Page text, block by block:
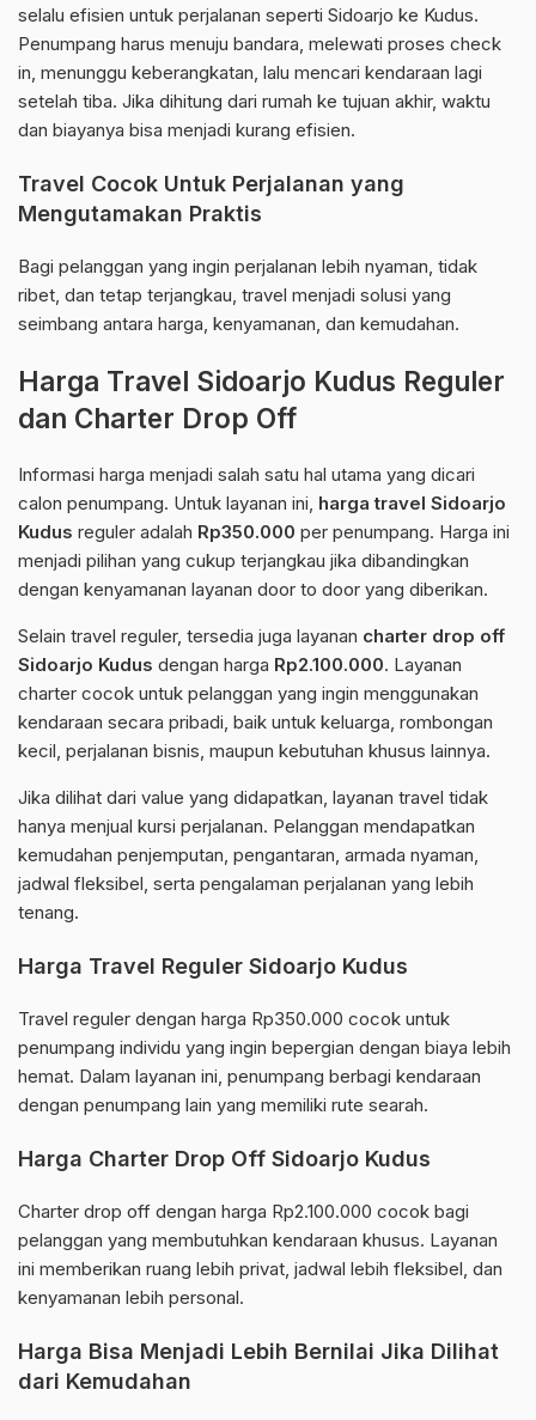
selalu efisien untuk perjalanan seperti Sidoarjo ke Kudus.
Penumpang harus menuju bandara, melewati proses check
in, menunggu keberangkatan, lalu mencari kendaraan lagi
setelah tiba. Jika dihitung dari rumah ke tujuan akhir, waktu
dan biayanya bisa menjadi kurang efisien.
Travel Cocok Untuk Perjalanan yang
Mengutamakan Praktis
Bagi pelanggan yang ingin perjalanan lebih nyaman, tidak
ribet, dan tetap terjangkau, travel menjadi solusi yang
seimbang antara harga, kenyamanan, dan kemudahan.
Harga Travel Sidoarjo Kudus Reguler
dan Charter Drop Off
Informasi harga menjadi salah satu hal utama yang dicari
calon penumpang. Untuk layanan ini, harga travel Sidoarjo
Kudus reguler adalah Rp350.000 per penumpang. Harga ini
menjadi pilihan yang cukup terjangkau jika dibandingkan
dengan kenyamanan layanan door to door yang diberikan.
Selain travel reguler, tersedia juga layanan charter drop off
Sidoarjo Kudus dengan harga Rp2.100.000. Layanan
charter cocok untuk pelanggan yang ingin menggunakan
kendaraan secara pribadi, baik untuk keluarga, rombongan
kecil, perjalanan bisnis, maupun kebutuhan khusus lainnya.
Jika dilihat dari value yang didapatkan, layanan travel tidak
hanya menjual kursi perjalanan. Pelanggan mendapatkan
kemudahan penjemputan, pengantaran, armada nyaman,
jadwal fleksibel, serta pengalaman perjalanan yang lebih
tenang.
Harga Travel Reguler Sidoarjo Kudus
Travel reguler dengan harga Rp350.000 cocok untuk
penumpang individu yang ingin bepergian dengan biaya lebih
hemat. Dalam layanan ini, penumpang berbagi kendaraan
dengan penumpang lain yang memiliki rute searah.
Harga Charter Drop Off Sidoarjo Kudus
Charter drop off dengan harga Rp2.100.000 cocok bagi
pelanggan yang membutuhkan kendaraan khusus. Layanan
ini memberikan ruang lebih privat, jadwal lebih fleksibel, dan
kenyamanan lebih personal.
Harga Bisa Menjadi Lebih Bernilai Jika Dilihat
dari Kemudahan